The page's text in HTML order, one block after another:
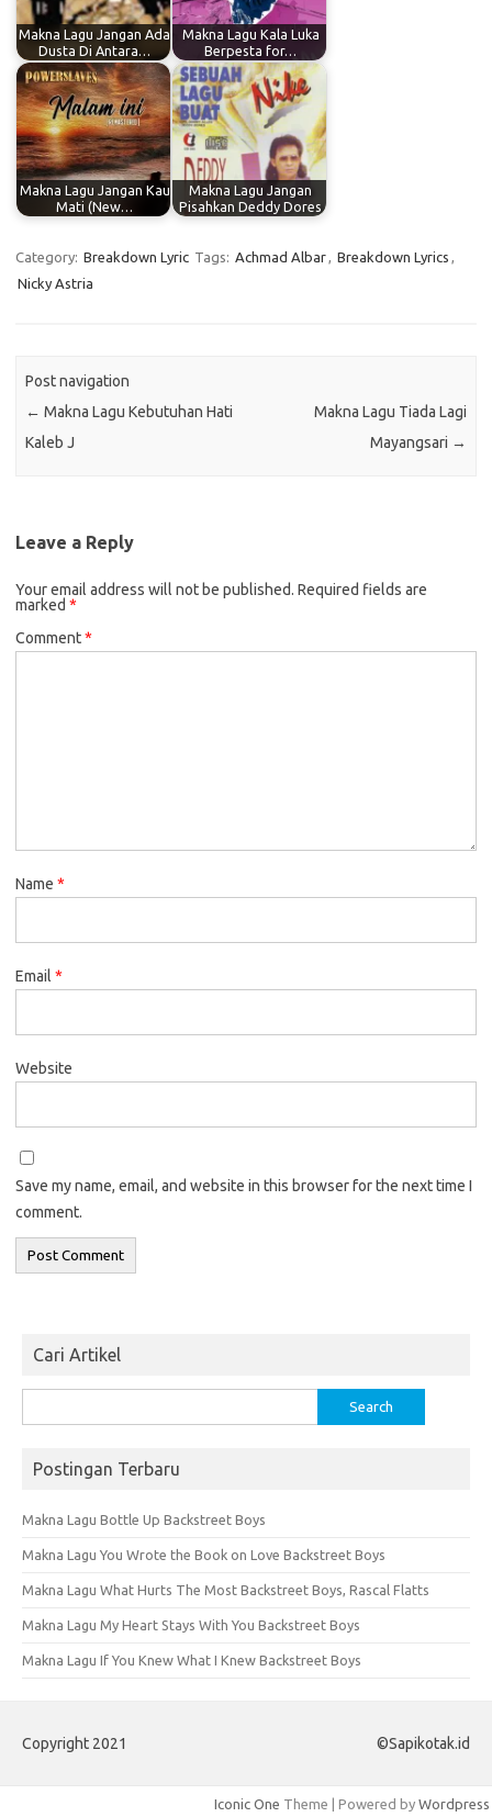
Makna Lagu Jangan Ada
Dusta Di Antara…
Makna Lagu Kala Luka
Berpesta for…
Makna Lagu Jangan Kau
Mati (New…
Makna Lagu Jangan
Pisahkan Deddy Dores
Category: Breakdown Lyric Tags: Achmad Albar, Breakdown Lyrics ,
Nicky Astria
Post navigation
← Makna Lagu Kebutuhan Hati
Kaleb J
Makna Lagu Tiada Lagi
Mayangsari →
Leave a Reply
Your email address will not be published. Required fields are
marked *
Comment*
Name *
Email *
Website
Save my name, email, and website in this browser for the next time I
comment.
Cari Artikel
for:
Postingan Terbaru
Makna Lagu Bottle Up Backstreet Boys
Makna Lagu You Wrote the Book on Love Backstreet Boys
Makna Lagu What Hurts The Most Backstreet Boys, Rascal Flatts
Makna Lagu My Heart Stays With You Backstreet Boys
Makna Lagu If You Knew What I Knew Backstreet Boys
Copyright 2021 ©Sapikotak.id
Iconic One Theme | Powered by Wordpress